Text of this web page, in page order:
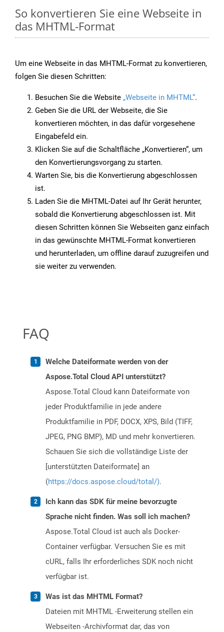
So konvertieren Sie eine Webseite in
das MHTML-Format
Um eine Webseite in das MHTML-Format zu konvertieren,
folgen Sie diesen Schritten:
Besuchen Sie die Website „Webseite in MHTML“.
Geben Sie die URL der Webseite, die Sie
konvertieren möchten, in das dafür vorgesehene
Eingabefeld ein.
Klicken Sie auf die Schaltfläche „Konvertieren“, um
den Konvertierungsvorgang zu starten.
Warten Sie, bis die Konvertierung abgeschlossen
ist.
Laden Sie die MHTML-Datei auf Ihr Gerät herunter,
sobald die Konvertierung abgeschlossen ist. Mit
diesen Schritten können Sie Webseiten ganz einfach
in das gewünschte MHTML-Format konvertieren
und herunterladen, um offline darauf zuzugreifen und
sie weiter zu verwenden.
FAQ
Welche Dateiformate werden von der
Aspose.Total Cloud API unterstützt?
Aspose.Total Cloud kann Dateiformate von
jeder Produktfamilie in jede andere
Produktfamilie in PDF, DOCX, XPS, Bild (TIFF,
JPEG, PNG BMP), MD und mehr konvertieren.
Schauen Sie sich die vollständige Liste der
[unterstützten Dateiformate] an
(https://docs.aspose.cloud/total/).
Ich kann das SDK für meine bevorzugte
Sprache nicht finden. Was soll ich machen?
Aspose.Total Cloud ist auch als Docker-
Container verfügbar. Versuchen Sie es mit
cURL, falls Ihr erforderliches SDK noch nicht
verfügbar ist.
Was ist das MHTML Format?
Dateien mit MHTML -Erweiterung stellen ein
Webseiten -Archivformat dar, das von